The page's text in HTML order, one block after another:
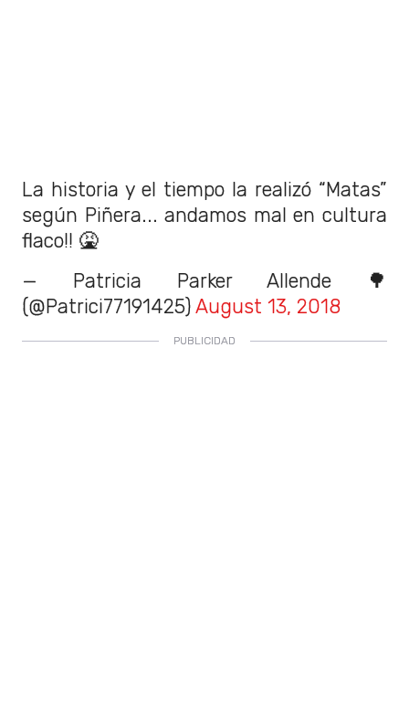
La historia y el tiempo la realizó “Matas”
según Piñera... andamos mal en cultura
flaco!! 🤮
— Patricia Parker Allende 🌳
(@Patrici77191425) August 13, 2018